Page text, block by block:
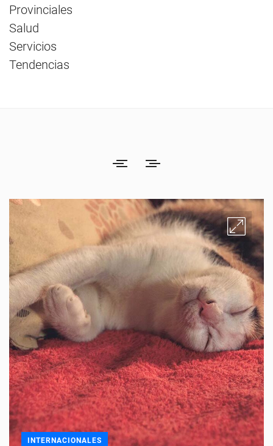
Provinciales
Salud
Servicios
Tendencias
INTERNACIONALES